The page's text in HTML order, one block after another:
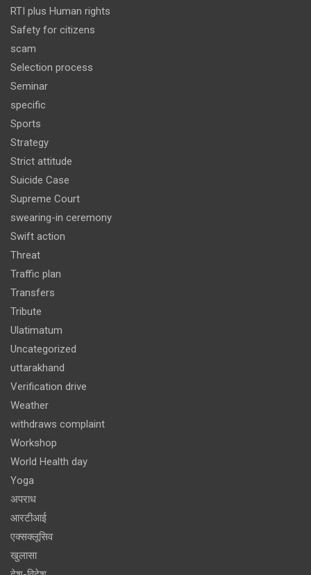
RTI plus Human rights
Safety for citizens
scam
Selection process
Seminar
specific
Sports
Strategy
Strict attitude
Suicide Case
Supreme Court
swearing-in ceremony
Swift action
Threat
Traffic plan
Transfers
Tribute
Ulatimatum
Uncategorized
uttarakhand
Verification drive
Weather
withdraws complaint
Workshop
World Health day
Yoga
अपराध
आरटीआई
एक्सक्लूसिव
खुलासा